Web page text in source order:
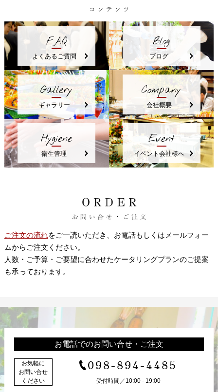
FAQ
よくあるご質問
Blog
ブログ
Gallery
ギャラリー
Company
会社概要
Hygiene
衛生管理
Event
イベント会社様へ
ご注文の流れをご一読いただき、お電話もしくはメールフォー
ムからご注文ください。
人数・ご予算・ご要望に合わせたケータリングプランのご提案
も承っております。
お電話でのお問い合せ・ご注文
お気軽に
お問い合せ
ください
098-894-4485
受付時間／10:00 - 19:00